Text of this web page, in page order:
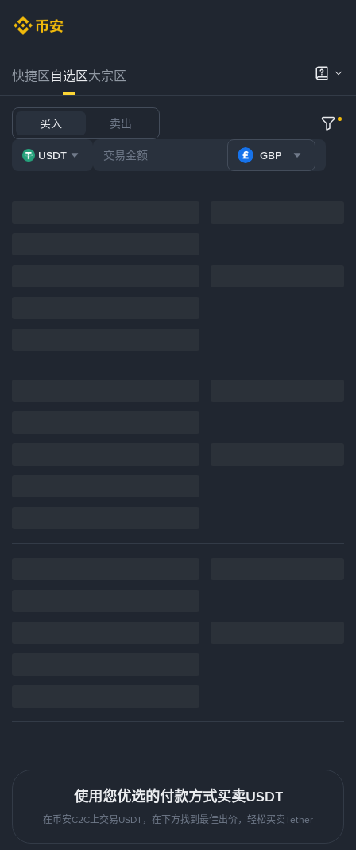
快捷区自选区大宗区
买入 卖出
USDT GBP
使用您优选的付款方式买卖USDT
在币安C2C上交易USDT，在下方找到最佳出价，轻松买卖Tether